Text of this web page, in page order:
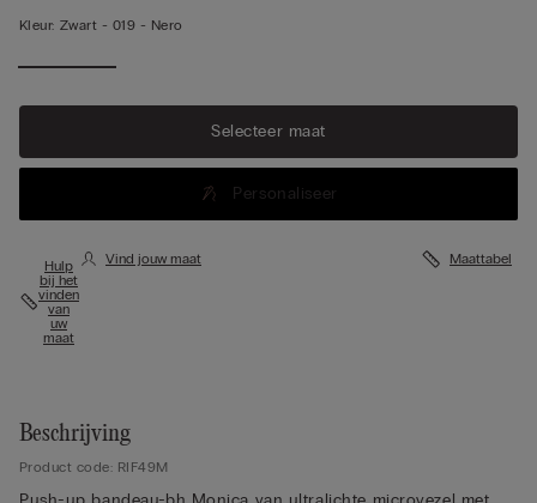
Kleur: Zwart - 019 - Nero
Selecteer maat
Personaliseer
Hulp
bij het
vinden
van
uw
maat
Vind jouw maat Maattabel
Beschrijving
Product code: RIF49M